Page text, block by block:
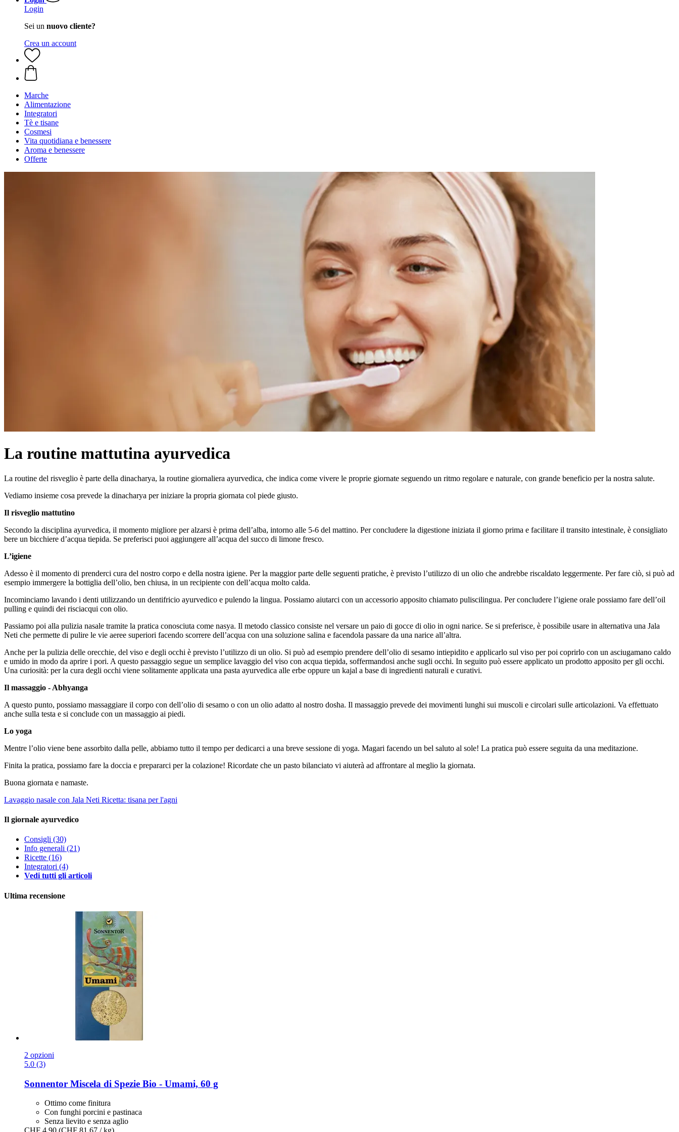
Login
Sei un nuovo cliente?
Crea un account
Marche
Alimentazione
Integratori
Tè e tisane
Cosmesi
Vita quotidiana e benessere
Aroma e benessere
Offerte
La routine mattutina ayurvedica
La routine del risveglio è parte della dinacharya, la routine giornaliera ayurvedica, che indica come vivere le proprie giornate seguendo un ritmo regolare e naturale, con grande beneficio per la nostra salute.
Vediamo insieme cosa prevede la dinacharya per iniziare la propria giornata col piede giusto.
Il risveglio mattutino
Secondo la disciplina ayurvedica, il momento migliore per alzarsi è prima dell’alba, intorno alle 5-6 del mattino. Per concludere la digestione iniziata il giorno prima e facilitare il transito intestinale, è consigliato
bere un bicchiere d’acqua tiepida. Se preferisci puoi aggiungere all’acqua del succo di limone fresco.
L’igiene
Adesso è il momento di prenderci cura del nostro corpo e della nostra igiene. Per la maggior parte delle seguenti pratiche, è previsto l’utilizzo di un olio che andrebbe riscaldato leggermente. Per fare ciò, si può ad
esempio immergere la bottiglia dell’olio, ben chiusa, in un recipiente con dell’acqua molto calda.
Incominciamo lavando i denti utilizzando un dentifricio ayurvedico e pulendo la lingua. Possiamo aiutarci con un accessorio apposito chiamato puliscilingua. Per concludere l’igiene orale possiamo fare dell’oil
pulling e quindi dei risciacqui con olio.
Passiamo poi alla pulizia nasale tramite la pratica conosciuta come nasya. Il metodo classico consiste nel versare un paio di gocce di olio in ogni narice. Se si preferisce, è possibile usare in alternativa una Jala
Neti che permette di pulire le vie aeree superiori facendo scorrere dell’acqua con una soluzione salina e facendola passare da una narice all’altra.
Anche per la pulizia delle orecchie, del viso e degli occhi è previsto l’utilizzo di un olio. Si può ad esempio prendere dell’olio di sesamo intiepidito e applicarlo sul viso per poi coprirlo con un asciugamano caldo
e umido in modo da aprire i pori. A questo passaggio segue un semplice lavaggio del viso con acqua tiepida, soffermandosi anche sugli occhi. In seguito può essere applicato un prodotto apposito per gli occhi.
Una curiosità: per la cura degli occhi viene solitamente applicata una pasta ayurvedica alle erbe oppure un kajal a base di ingredienti naturali e curativi.
Il massaggio - Abhyanga
A questo punto, possiamo massaggiare il corpo con dell’olio di sesamo o con un olio adatto al nostro dosha. Il massaggio prevede dei movimenti lunghi sui muscoli e circolari sulle articolazioni. Va effettuato
anche sulla testa e si conclude con un massaggio ai piedi.
Lo yoga
Mentre l’olio viene bene assorbito dalla pelle, abbiamo tutto il tempo per dedicarci a una breve sessione di yoga. Magari facendo un bel saluto al sole! La pratica può essere seguita da una meditazione.
Finita la pratica, possiamo fare la doccia e prepararci per la colazione! Ricordate che un pasto bilanciato vi aiuterà ad affrontare al meglio la giornata.
Buona giornata e namaste.
Lavaggio nasale con Jala Neti Ricetta: tisana per l'agni
Il giornale ayurvedico
Consigli (30)
Info generali (21)
Ricette (16)
Integratori (4)
Vedi tutti gli articoli
Ultima recensione
2 opzioni
5.0 (3)
Sonnentor Miscela di Spezie Bio -​ Umami, 60 g
Ottimo come finitura
Con funghi porcini e pastinaca
Senza lievito e senza aglio